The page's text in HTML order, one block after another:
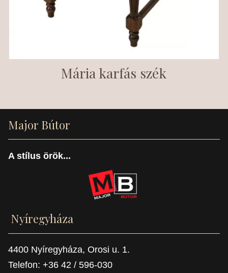
Mária karfás szék
Major Bútor
A stílus örök...
Nyíregyháza
4400 Nyíregyháza, Orosi u. 1.
Telefon: +36 42 / 596-030